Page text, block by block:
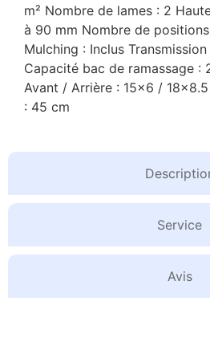
Service
Avis
m² Nombre de lames : 2
à 90 mm Nombre de
Mulching : Inclus
Capacité bac de ramassage :
Avant / Arrière : 15×6 /
: 45 cm